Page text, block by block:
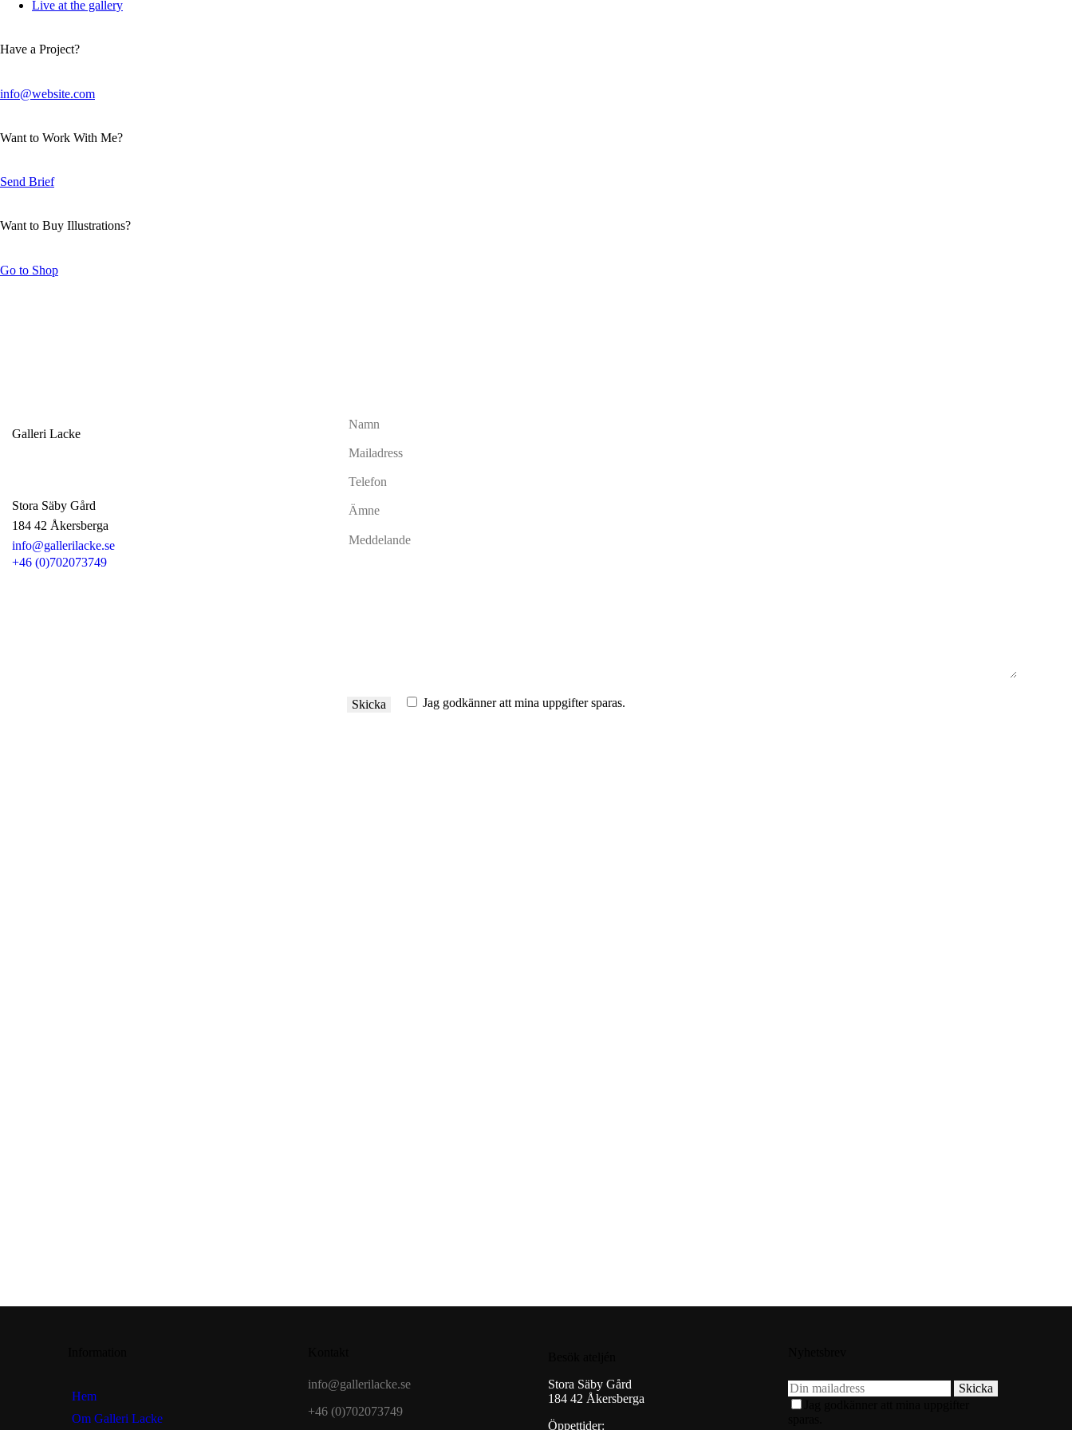
Live at the gallery
Have a Project?
info@website.com
Want to Work With Me?
Send Brief
Want to Buy Illustrations?
Go to Shop
Galleri Lacke
Stora Säby Gård
184 42 Åkersberga
info@gallerilacke.se
+46 (0)702073749
Jag godkänner att mina uppgifter sparas.
Hem
Om Galleri Lacke
info@gallerilacke.se
+46 (0)702073749
Stora Säby Gård
184 42 Åkersberga
Öppettider:
Skicka